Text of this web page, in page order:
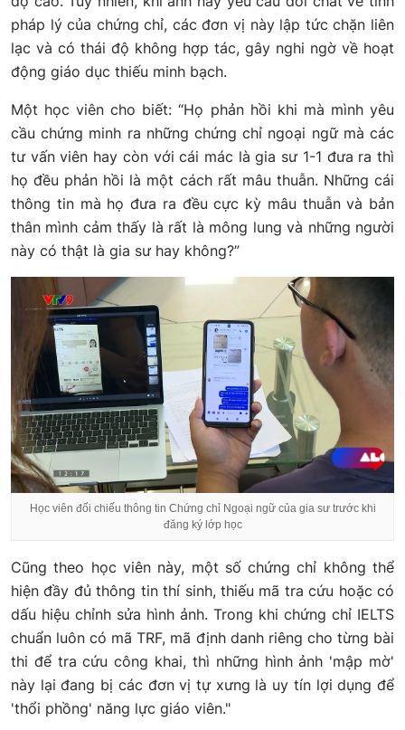
pháp lý của chứng chỉ, các đơn vị này lập tức chặn liên
lạc và có thái độ không hợp tác, gây nghi ngờ về hoạt
động giáo dục thiếu minh bạch.
Một học viên cho biết: “Họ phản hồi khi mà mình yêu
cầu chứng minh ra những chứng chỉ ngoại ngữ mà các
tư vấn viên hay còn với cái mác là gia sư 1-1 đưa ra thì
họ đều phản hồi là một cách rất mâu thuẫn. Những cái
thông tin mà họ đưa ra đều cực kỳ mâu thuẫn và bản
thân mình cảm thấy là rất là mông lung và những người
này có thật là gia sư hay không?”
Học viên đối chiếu thông tin Chứng chỉ Ngoại ngữ của gia sư trước khi
đăng ký lớp học
Cũng theo học viên này, một số chứng chỉ không thể
hiện đầy đủ thông tin thí sinh, thiếu mã tra cứu hoặc có
dấu hiệu chỉnh sửa hình ảnh. Trong khi chứng chỉ IELTS
chuẩn luôn có mã TRF, mã định danh riêng cho từng bài
thi để tra cứu công khai, thì những hình ảnh 'mập mờ'
này lại đang bị các đơn vị tự xưng là uy tín lợi dụng để
'thổi phồng' năng lực giáo viên."